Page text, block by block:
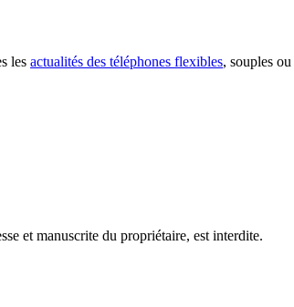
les actualités des téléphones flexibles, souples
et manuscrite du propriétaire, est interdite.